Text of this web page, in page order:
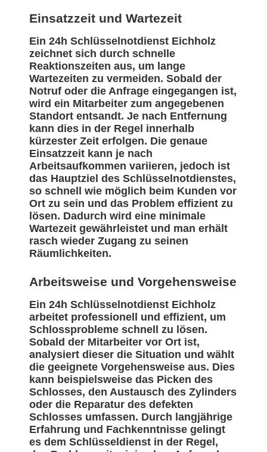
Einsatzzeit und Wartezeit
Ein 24h Schlüsselnotdienst Eichholz
zeichnet sich durch schnelle
Reaktionszeiten aus, um lange
Wartezeiten zu vermeiden. Sobald der
Notruf oder die Anfrage eingegangen ist,
wird ein Mitarbeiter zum angegebenen
Standort entsandt. Je nach Entfernung
kann dies in der Regel innerhalb
kürzester Zeit erfolgen. Die genaue
Einsatzzeit kann je nach
Arbeitsaufkommen variieren, jedoch ist
das Hauptziel des Schlüsselnotdienstes,
so schnell wie möglich beim Kunden vor
Ort zu sein und das Problem effizient zu
lösen. Dadurch wird eine minimale
Wartezeit gewährleistet und man erhält
rasch wieder Zugang zu seinen
Räumlichkeiten.
Arbeitsweise und Vorgehensweise
Ein 24h Schlüsselnotdienst Eichholz
arbeitet professionell und effizient, um
Schlossprobleme schnell zu lösen.
Sobald der Mitarbeiter vor Ort ist,
analysiert dieser die Situation und wählt
die geeignete Vorgehensweise aus. Dies
kann beispielsweise das Picken des
Schlosses, den Austausch des Zylinders
oder die Reparatur des defekten
Schlosses umfassen. Durch langjährige
Erfahrung und Fachkenntnisse gelingt
es dem Schlüsseldienst in der Regel,